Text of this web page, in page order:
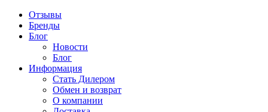
Отзывы
Бренды
Блог
Новости
Блог
Информация
Стать Дилером
Обмен и возврат
О компании